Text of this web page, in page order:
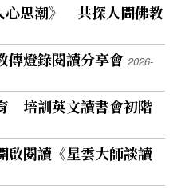
心思潮》 共探人間佛教
傳燈錄閱讀分享會2026-
培訓英文讀書會初階
閱讀《星雲大師談讀